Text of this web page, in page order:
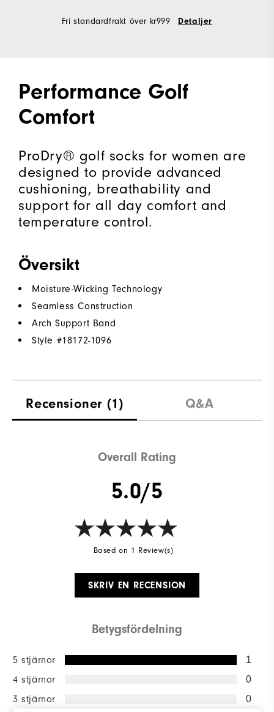
Fri standardfrakt över kr999 Detaljer
Performance Golf
Comfort
ProDry® golf socks for women are
designed to provide advanced
cushioning, breathability and
support for all day comfort and
temperature control.
Översikt
Moisture-Wicking Technology
Seamless Construction
Arch Support Band
Style #18172-1096
Recensioner (1) Q&A
Overall Rating
5.0/5
Based on 1 Review(s)
SKRIV EN RECENSION
Betygsfördelning
5 stjärnor 1
4 stjärnor 0
3 stjärnor 0